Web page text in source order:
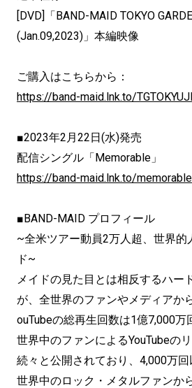
[DVD]「BAND-MAID TOKYO
(Jan.09,2023)」本編映像
ご購入はこちらから：
https://band-maid.lnk.to/
■2023年2月22日(水)発売
配信シングル「Memorable」
https://band-maid.lnk.to/memorable
■BAND-MAID プロフィール
~全米ツアー動員2万人超、世界的
ド~
メイドの見た目とは相反するハー
が、全世界のファンやメディアか
ouTubeの総再生回数は1億7,000万
世界中のファンによるYouTubeの
続々と公開されており、4,000万回
世界中のロック・メタルファンか